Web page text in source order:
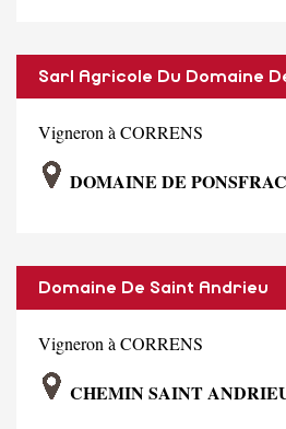
Sarl Agricole Du Domaine
Vigneron à CORRENS
DOMAINE DE
Domaine De Saint Andrieu
Vigneron à CORRENS
CHEMIN SAINT